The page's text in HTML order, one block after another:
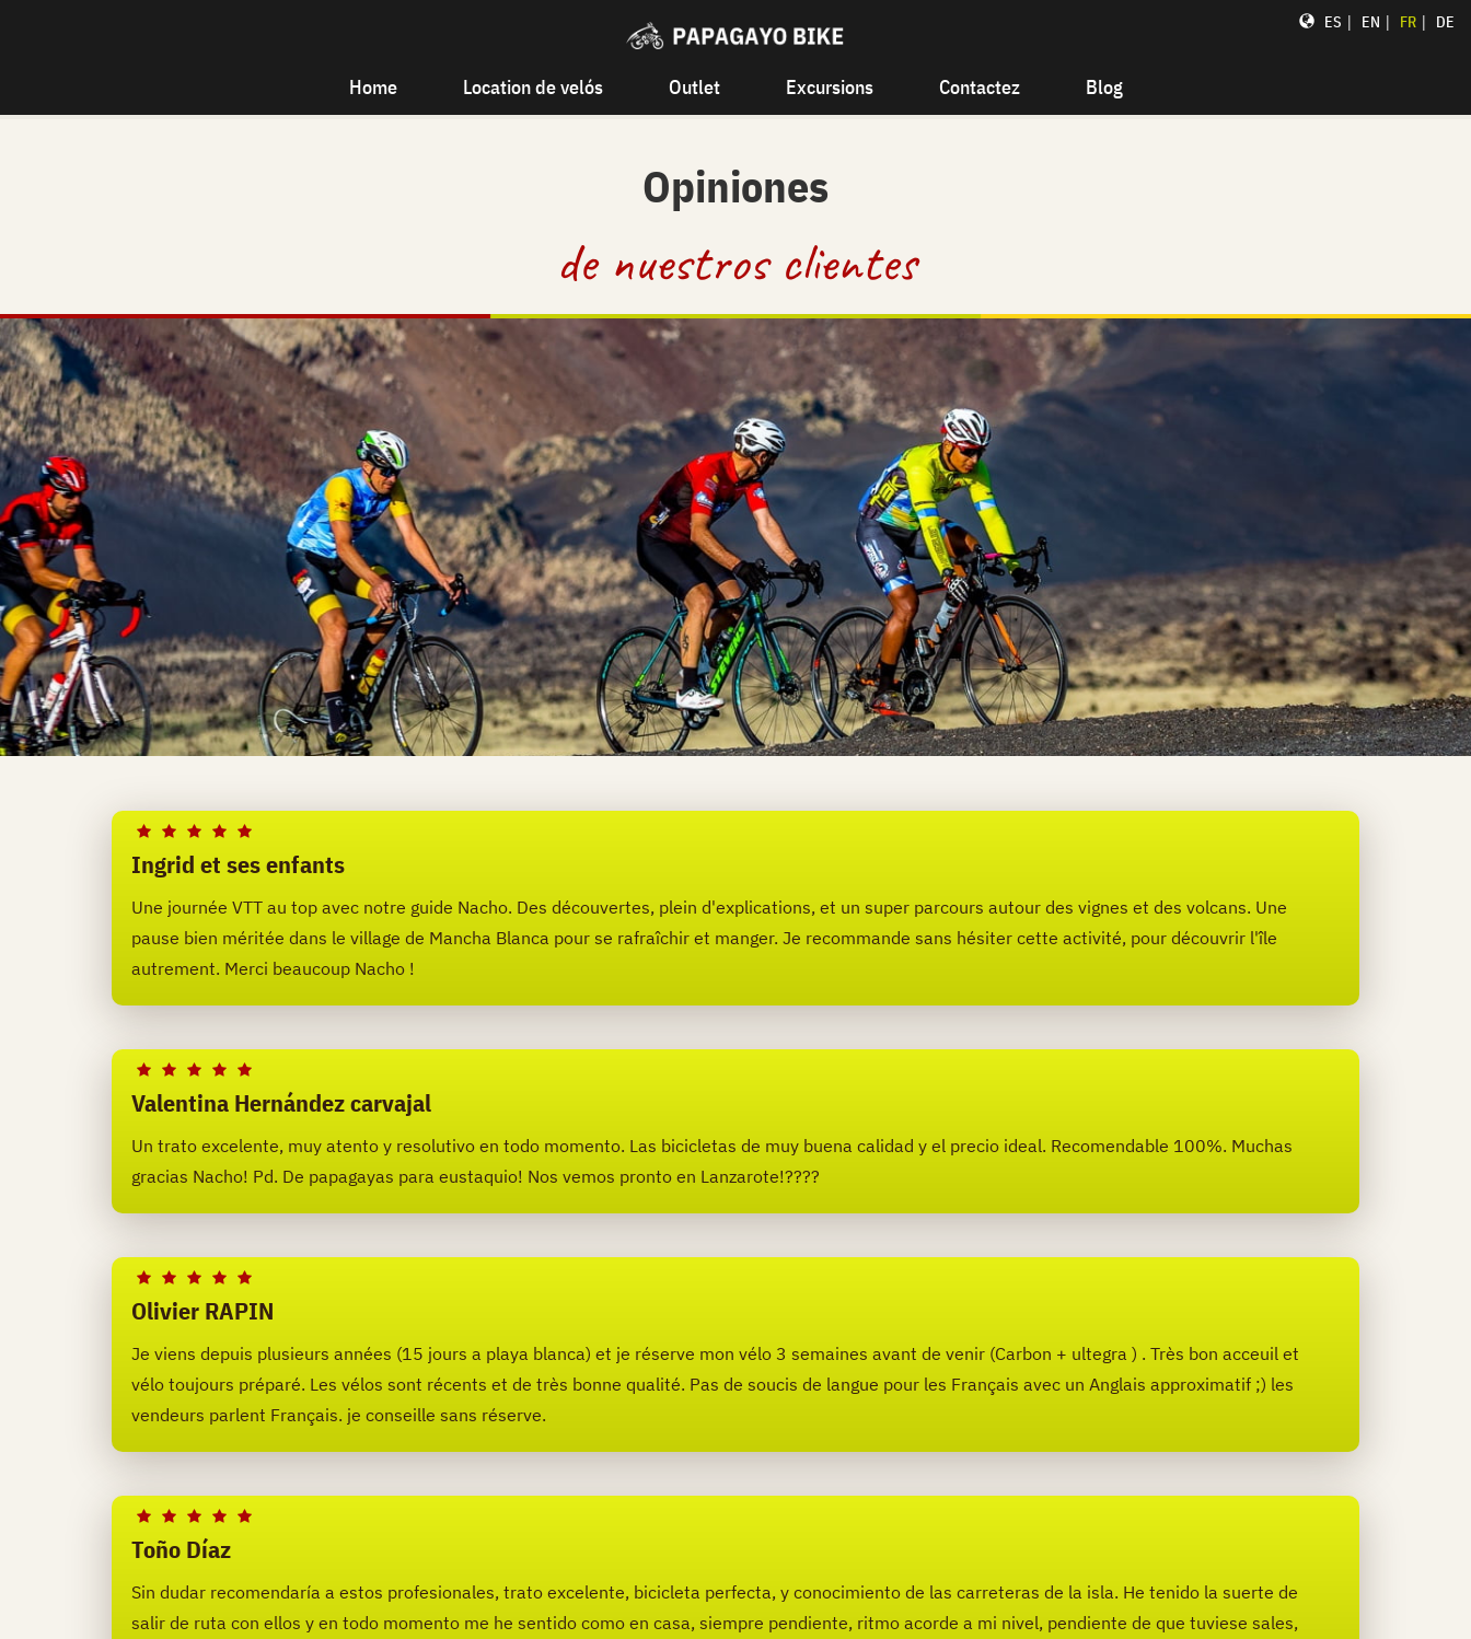
ES | EN | FR | DE
Home Location de velós Outlet Excursions Contactez Blog
Opiniones
de nuestros clientes
Ingrid et ses enfants
Une journée VTT au top avec notre guide Nacho. Des découvertes, plein d'explications, et un super parcours autour des vignes et des volcans. Une
pause bien méritée dans le village de Mancha Blanca pour se rafraîchir et manger. Je recommande sans hésiter cette activité, pour découvrir l'île
autrement. Merci beaucoup Nacho !
Valentina Hernández carvajal
Un trato excelente, muy atento y resolutivo en todo momento. Las bicicletas de muy buena calidad y el precio ideal. Recomendable 100%. Muchas
gracias Nacho! Pd. De papagayas para eustaquio! Nos vemos pronto en Lanzarote!????
Olivier RAPIN
Je viens depuis plusieurs années (15 jours a playa blanca) et je réserve mon vélo 3 semaines avant de venir (Carbon + ultegra ) . Très bon acceuil et
vélo toujours préparé. Les vélos sont récents et de très bonne qualité. Pas de soucis de langue pour les Français avec un Anglais approximatif ;) les
vendeurs parlent Français. je conseille sans réserve.
Toño Díaz
Sin dudar recomendaría a estos profesionales, trato excelente, bicicleta perfecta, y conocimiento de las carreteras de la isla. He tenido la suerte de
salir de ruta con ellos y en todo momento me he sentido como en casa, siempre pendiente, ritmo acorde a mi nivel, pendiente de que tuviese sales,